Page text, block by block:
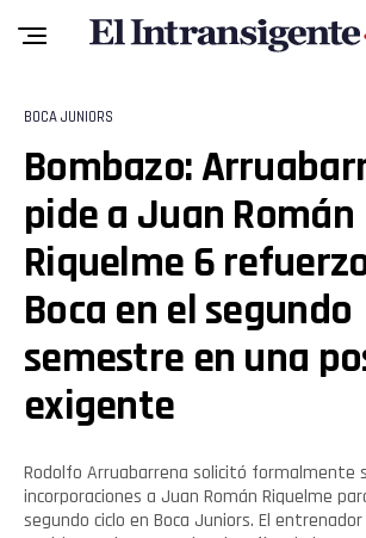
BOCA JUNIORS
Bombazo:
pide a Juan Román
Riquelme 6
Boca en el segundo
semestre en una
exigente
Rodolfo Arruabarrena solicitó formalmente
incorporaciones a Juan Román Riquelme
segundo ciclo en Boca Juniors. El